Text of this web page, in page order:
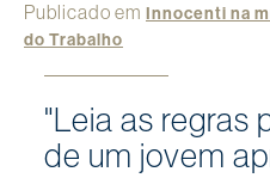
Publicado em Innocenti na
do Trabalho
"Leia as regras
de um jovem